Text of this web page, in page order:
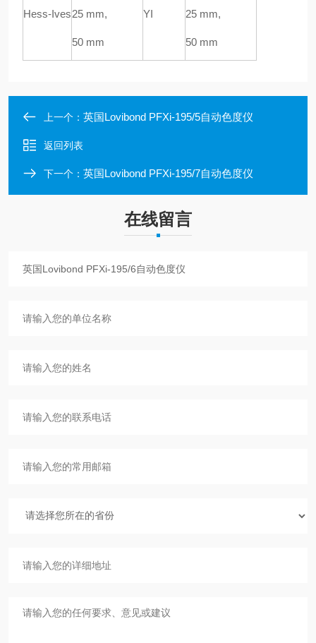
Hess-Ives25 mm,
50 mm
YI 25 mm,
50 mm
上一个： 英国Lovibond PFXi-195/5自动色度仪
返回列表
下一个： 英国Lovibond PFXi-195/7自动色度仪
在线留言